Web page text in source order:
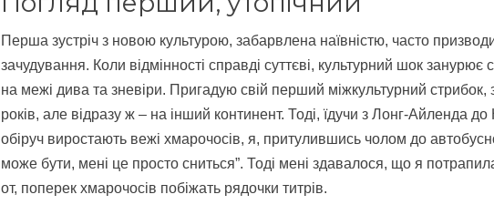
Перша зустріч з новою культурою, забарвлена наївністю, часто
зачудування. Коли відмінності справді суттєві, культурний шок занурює
на межі дива та зневіри. Пригадую свій перший міжкультурний стрибок,
років, але відразу ж – на інший континент. Тоді, їдучи з Лонг-Айленда
обіруч виростають вежі хмарочосів, я, притулившись чолом до
може бути, мені це просто сниться”. Тоді мені здавалося, що я
от, поперек хмарочосів побіжать рядочки титрів.